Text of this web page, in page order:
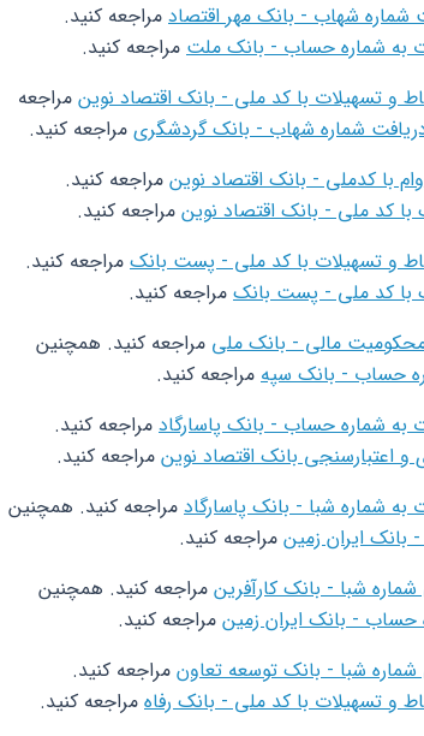
شماره شهاب - بانک مهر اقتصاد مراجعه کنید.
به شماره حساب - بانک ملت مراجعه کنید.
و تسهیلات با کد ملی - بانک اقتصاد نوین مراجعه
شماره شهاب - بانک گردشگری مراجعه کنید.
با کدملی - بانک اقتصاد نوین مراجعه کنید.
کد ملی - بانک اقتصاد نوین مراجعه کنید.
و تسهیلات با کد ملی - پست بانک مراجعه کنید.
با کد ملی - پست بانک مراجعه کنید.
محکومیت مالی - بانک ملی مراجعه کنید. همچنین
حساب - بانک سپه مراجعه کنید.
به شماره حساب - بانک پاسارگاد مراجعه کنید.
و اعتبارسنجی بانک اقتصاد نوین مراجعه کنید.
به شماره شبا - بانک پاسارگاد مراجعه کنید. همچنین
بانک ایران زمین مراجعه کنید.
شبا - بانک کارآفرین مراجعه کنید. همچنین
حساب - بانک ایران زمین مراجعه کنید.
شماره شبا - بانک توسعه تعاون مراجعه کنید.
و تسهیلات با کد ملی - بانک رفاه مراجعه کنید.